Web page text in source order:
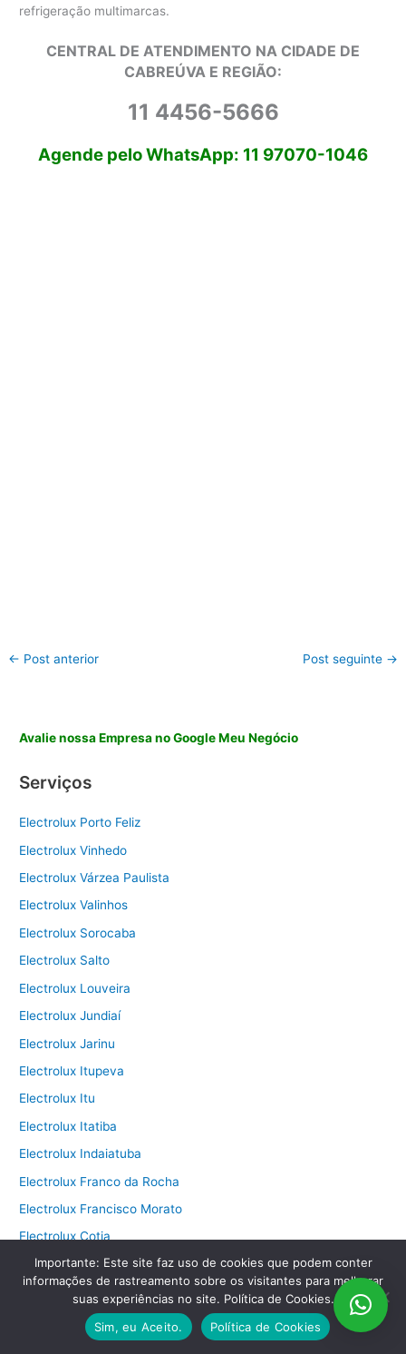
refrigeração multimarcas.
CENTRAL DE ATENDIMENTO NA CIDADE DE
CABREÚVA E REGIÃO:
11 4456-5666
Agende pelo WhatsApp: 11 97070-1046
← Post anterior Post seguinte →
Avalie nossa Empresa no Google Meu Negócio
Serviços
Electrolux Porto Feliz
Electrolux Vinhedo
Electrolux Várzea Paulista
Electrolux Valinhos
Electrolux Sorocaba
Electrolux Salto
Electrolux Louveira
Electrolux Jundiaí
Electrolux Jarinu
Electrolux Itupeva
Electrolux Itu
Electrolux Itatiba
Electrolux Indaiatuba
Electrolux Franco da Rocha
Electrolux Francisco Morato
Electrolux Cotia
Electrolux Campo Limpo Paulista
Electrolux Campinas
Electrolux Caieiras
Importante: Este site faz uso de cookies que podem conter
informações de rastreamento sobre os visitantes para melhorar
suas experiências no site. Política de Cookies.
Sim, eu Aceito.
Política de Cookies